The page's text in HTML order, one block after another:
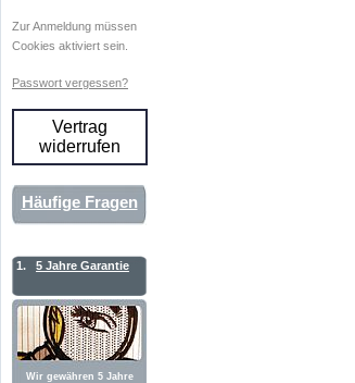
Zur Anmeldung müssen
Cookies aktiviert sein.
Passwort vergessen?
Vertrag
widerrufen
Häufige Fragen
1. 5 Jahre Garantie
Wir gewähren 5 Jahre